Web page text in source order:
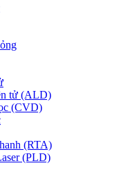
tử (ALD)
(CVD)
(RTA)
(PLD)